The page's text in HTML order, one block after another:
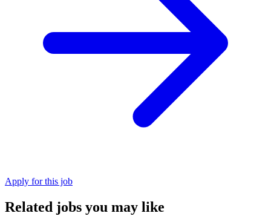
Apply for this job
Related jobs you may like